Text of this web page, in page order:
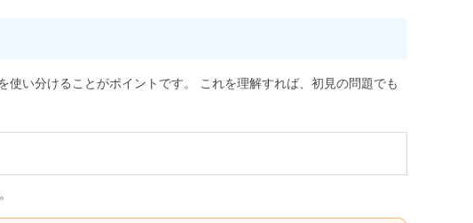
い分けることがポイントです。 これを理解すれば、初見の問題でも